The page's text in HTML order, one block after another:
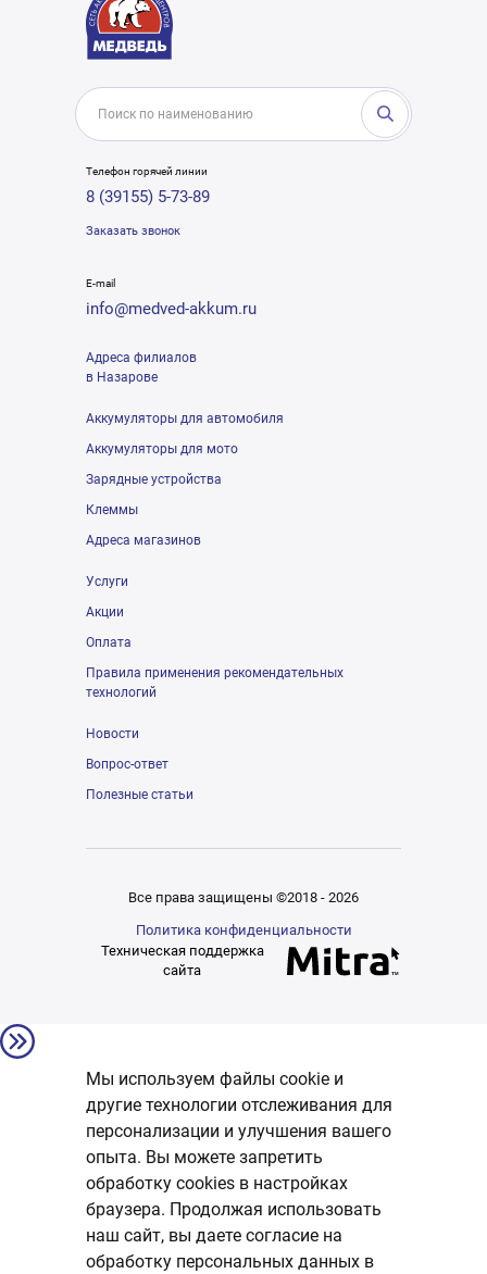
Телефон горячей линии
8 (39155) 5-73-89
Заказать звонок
E-mail
info@medved-akkum.ru
Адреса филиалов
в Назарове
Аккумуляторы для автомобиля
Аккумуляторы для мото
Зарядные устройства
Клеммы
Адреса магазинов
Услуги
Акции
Оплата
Правила применения рекомендательных
технологий
Новости
Вопрос-ответ
Полезные статьи
Все права защищены ©2018 - 2026
Политика конфиденциальности
Техническая поддержка
сайта
Мы используем файлы cookie и
другие технологии отслеживания для
персонализации и улучшения вашего
опыта. Вы можете запретить
обработку сookies в настройках
браузера. Продолжая использовать
наш сайт, вы даете согласие на
обработку персональных данных в